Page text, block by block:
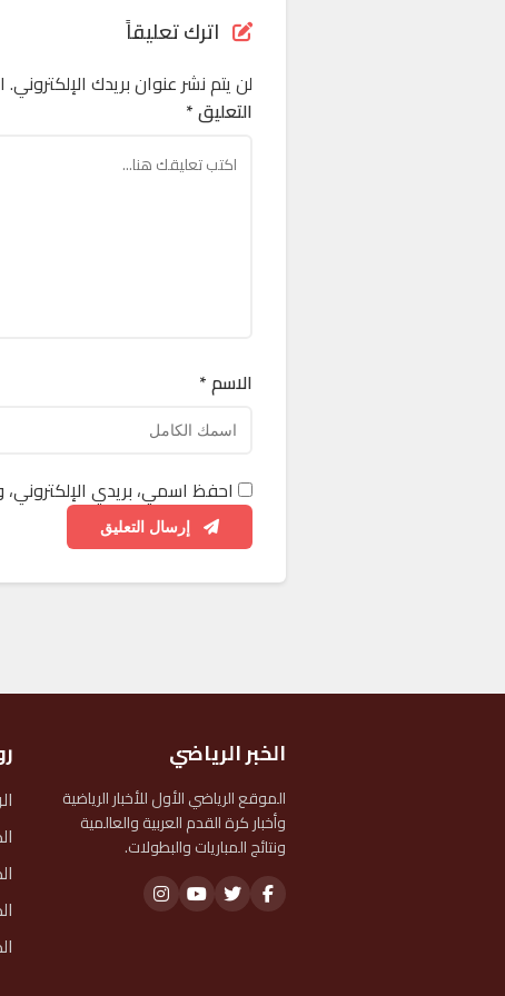
اترك تعليقاً
لن يتم نشر عنوان بريدك الإلكتروني.
التعليق *
الاسم *
احفظ اسمي، بريدي
الخبر الرياضي
الموقع الرياضي الأول للأخبار الرياضية
وأخبار كرة القدم العربية والعالمية
ونتائج المباريات والبطولات.